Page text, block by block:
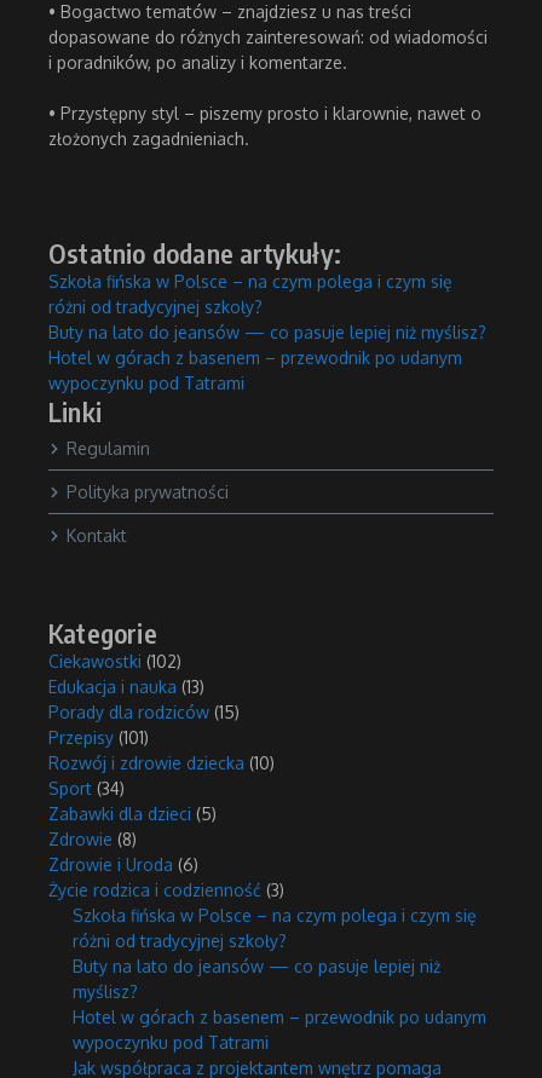
• Bogactwo tematów – znajdziesz u nas treści
dopasowane do różnych zainteresowań: od wiadomości
i poradników, po analizy i komentarze.
• Przystępny styl – piszemy prosto i klarownie, nawet o
złożonych zagadnieniach.
Ostatnio dodane artykuły:
Szkoła fińska w Polsce – na czym polega i czym się
różni od tradycyjnej szkoły?
Buty na lato do jeansów — co pasuje lepiej niż myślisz?
Hotel w górach z basenem – przewodnik po udanym
wypoczynku pod Tatrami
Linki
Regulamin
Polityka prywatności
Kontakt
Kategorie
Ciekawostki (102)
Edukacja i nauka (13)
Porady dla rodziców (15)
Przepisy (101)
Rozwój i zdrowie dziecka (10)
Sport (34)
Zabawki dla dzieci (5)
Zdrowie (8)
Zdrowie i Uroda (6)
Życie rodzica i codzienność (3)
Szkoła fińska w Polsce – na czym polega i czym się
różni od tradycyjnej szkoły?
Buty na lato do jeansów — co pasuje lepiej niż
myślisz?
Hotel w górach z basenem – przewodnik po udanym
wypoczynku pod Tatrami
Jak współpraca z projektantem wnętrz pomaga